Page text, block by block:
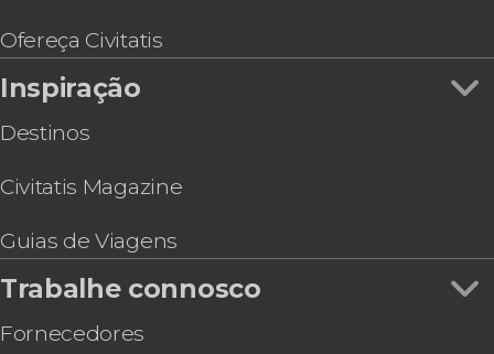
Ingresso do Obelisco de Buenos Aires
Transporte a Montevidéu: ferry + ônibus
Ofereça Civitatis
Inspiração
Destinos
Civitatis Magazine
Guias de Viagens
Trabalhe connosco
Fornecedores